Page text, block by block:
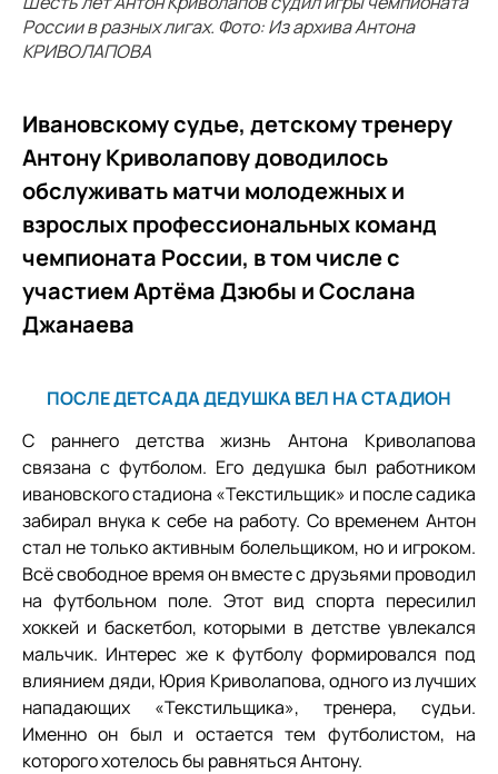
России в разных лигах. Фото: Из архива Антона
КРИВОЛАПОВА
Ивановскому судье, детскому тренеру
Антону Криволапову доводилось
обслуживать матчи молодежных и
взрослых профессиональных команд
чемпионата России, в том числе с
участием Артёма Дзюбы и Сослана
Джанаева
ПОСЛЕ ДЕТСАДА ДЕДУШКА ВЕЛ НА СТАДИОН
С раннего детства жизнь Антона Криволапова
связана с футболом. Его дедушка был работником
ивановского стадиона «Текстильщик» и после садика
забирал внука к себе на работу. Со временем Антон
стал не только активным болельщиком, но и игроком.
Всё свободное время он вместе с друзьями проводил
на футбольном поле. Этот вид спорта пересилил
хоккей и баскетбол, которыми в детстве увлекался
мальчик. Интерес же к футболу формировался под
влиянием дяди, Юрия Криволапова, одного из лучших
нападающих «Текстильщика», тренера, судьи.
Именно он был и остается тем футболистом, на
которого хотелось бы равняться Антону.